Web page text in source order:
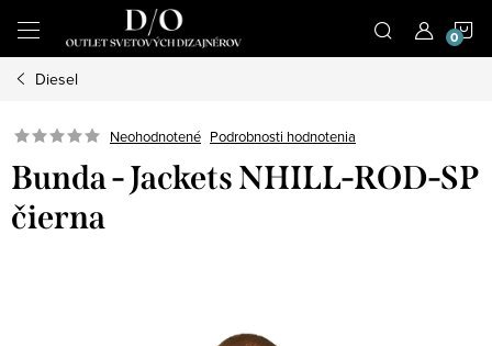
obsah
Diesel
Neohodnotené Podrobnosti hodnotenia
Bunda - Jackets NHILL-ROD-SP
čierna